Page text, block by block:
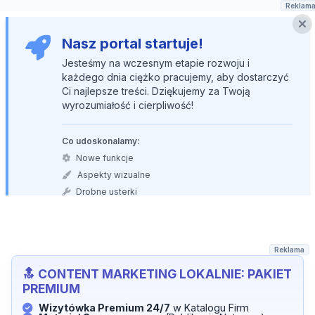
Reklama
Nasz portal startuje!
Jesteśmy na wczesnym etapie rozwoju i
każdego dnia ciężko pracujemy, aby dostarczyć
Ci najlepsze treści. Dziękujemy za Twoją
wyrozumiałość i cierpliwość!
Co udoskonalamy:
Nowe funkcje
Aspekty wizualne
Drobne usterki
🔝 CONTENT MARKETING LOKALNIE: PAKIET
PREMIUM
Wizytówka Premium 24/7 w Katalogu Firm
PRZESTAŃ CZEKAĆ, ZACZNIJ
ZARABIAĆ LOKALNIE!
Twój biznes usługowy zasługuje na najlepszą widoczność